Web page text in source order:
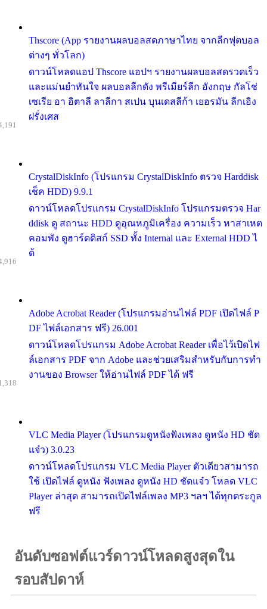
Thscore (App รายงานผลบอลสดภาษาไทย จากลีกฟุตบอล
ต่างๆ ทั่วโลก)
ดาวน์โหลดแอป Thscore แอปฯ รายงานผลบอลสดรวดเร็ว
และแม่นยำทันใจ ผลบอลลีกดัง พรีเมียร์ลีก อังกฤษ กัลโช่
เซเรีย อา อิตาลี ลาลีกา สเปน บุนเดสลีก้า เยอรมัน ลีกเอิง
ฝรั่งเศส
CrystalDiskInfo (โปรแกรม CrystalDiskInfo ตรวจ Harddisk
เช็ค HDD) 9.9.1
ดาวน์โหลดโปรแกรม CrystalDiskInfo โปรแกรมตรวจ Har
ddisk ดู สถานะ HDD ดูอุณหภูมิเครื่อง ความเร็ว หาสาเหต
คอมพัง ดูฮาร์ดดิสก์ SSD ทั้ง Internal และ External HDD ไ
ด้
Adobe Acrobat Reader (โปรแกรมอ่านไฟล์ PDF เปิดไฟล์ P
DF ไฟล์เอกสาร ฟรี) 26.001
ดาวน์โหลดโปรแกรม Adobe Acrobat Reader เพื่อไว้เปิดไฟ
ล์เอกสาร PDF จาก Adobe และช่วยเสริมสำหรับกับการทำ
งานของ Browser ให้อ่านไฟล์ PDF ได้ ฟรี
VLC Media Player (โปรแกรมดูหนังฟังเพลง ดูหนัง HD ชัด
แจ๋ว) 3.0.23
ดาวน์โหลดโปรแกรม VLC Media Player ตัวเดียวสามารถ
ใช้ เปิดไฟล์ ดูหนัง ฟังเพลง ดูหนัง HD ชัดแจ๋ว โหลด VLC
Player ล่าสุด สามารถเปิดไฟล์เพลง MP3 ฯลฯ ได้ทุกตระกูล
ฟรี
อันดับซอฟต์แวร์ดาวน์โหลดสูงสุดใน
รอบสัปดาห์